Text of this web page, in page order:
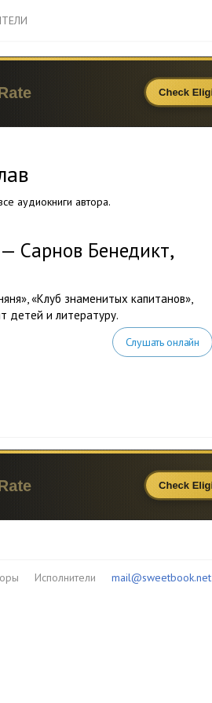
аудиокниги автора.
Сарнов Бенедикт,
«Клуб знаменитых капитанов»,
детей и литературу.
Слушать онлайн
Исполнители mail@sweetbook.net